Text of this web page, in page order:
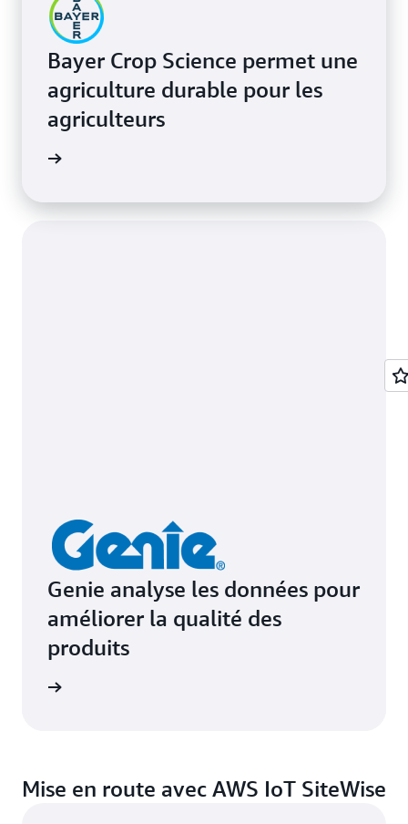
Bayer Crop Science permet une
agriculture durable pour les
agriculteurs
Genie analyse les données pour
améliorer la qualité des
produits
Mise en route avec AWS IoT SiteWise